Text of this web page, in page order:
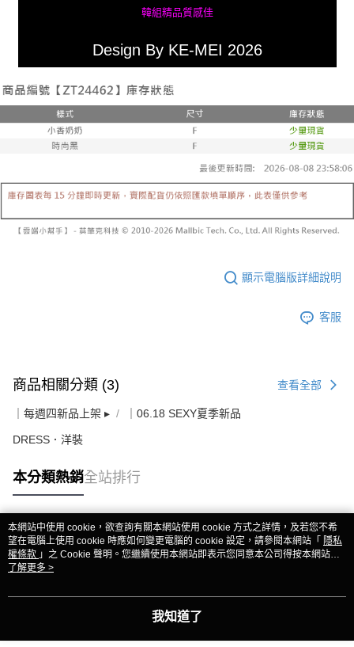
韓組精品質感佳
Design By KE-MEI 2026
顯示電腦版詳細說明
客服
商品相關分類 (3) 查看全部
｜每週四新品上架 ▸ ｜06.18 SEXY夏季新品
DRESS．洋裝
本分類熱銷全站排行
熱門標籤
本網站中使用 cookie，欲查詢有關本網站使用 cookie 方式之詳情，及若您不希
望在電腦上使用 cookie 時應如何變更電腦的 cookie 設定，請參閱本網站「 隱私
權條款 」之 Cookie 聲明。您繼續使用本網站即表示您同意本公司得按本網站使
用條款之 Cookie 聲明使用 cookie。
了解更多 >
我知道了